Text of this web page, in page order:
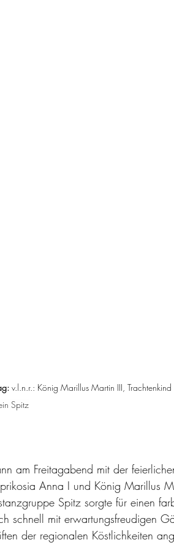
v.l.n.r.: König Marillus Martin III,
Spitz
am Freitagabend mit der
Anna I und König Marillus
Spitz sorgte für einen
schnell mit erwartungsfreudigen
der regionalen Köstlichkeiten